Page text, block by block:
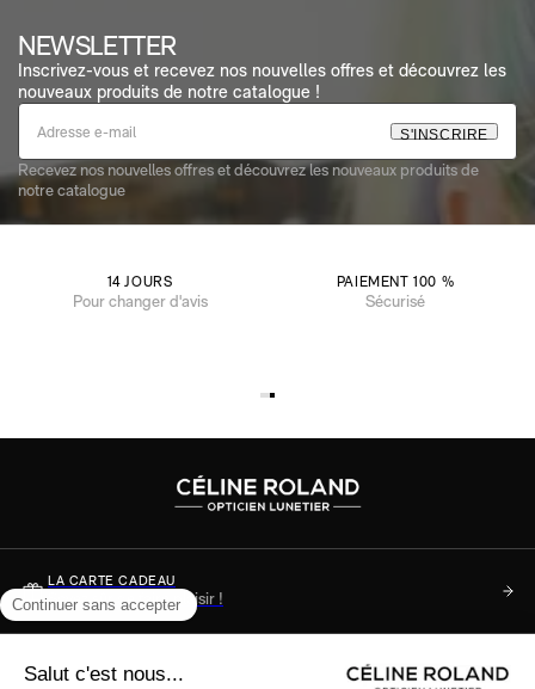
NEWSLETTER
Inscrivez-vous et recevez nos nouvelles offres et découvrez les
nouveaux produits de notre catalogue !
S'INSCRIRE
Recevez nos nouvelles offres et découvrez les nouveaux produits de
notre catalogue
14 JOURS
Pour changer d'avis
PAIEMENT 100 %
Sécurisé
LA CARTE CADEAU
Soyez sûr de faire plaisir !
DES QUESTIONS ?
Consultez notre FAQ